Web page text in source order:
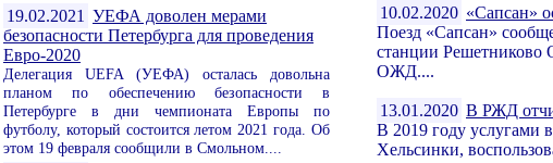
19.02.2021 УЕФА доволен мерами
безопасности Петербурга для проведения
Евро-2020
Делегация UEFA (УЕФА) осталась довольна
планом по обеспечению безопасности в
Петербурге в дни чемпионата Европы по
футболу, который состоится летом 2021 года. Об
этом 19 февраля сообщили в Смольном....
10.02.2020 «Сапсан»
Поезд «Сапсан»
станции Решетниково
ОЖД....
13.01.2020 В РЖД
В 2019 году услугами
Хельсинки,